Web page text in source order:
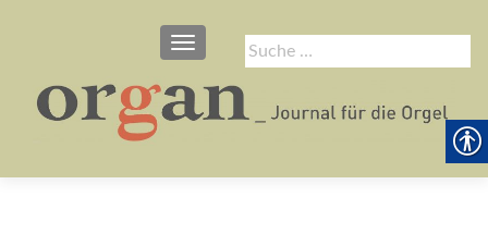
Suche
nach:
SCHALTE NAVIGATION